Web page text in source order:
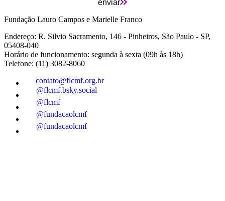
enviar
Fundação Lauro Campos e Marielle Franco
Endereço: R. Silvio Sacramento, 146 - Pinheiros, São Paulo - SP,
05408-040
Horário de funcionamento: segunda à sexta (09h às 18h)
Telefone: (11) 3082-8060
contato@flcmf.org.br
@flcmf.bsky.social
@flcmf
@fundacaolcmf
@fundacaolcmf